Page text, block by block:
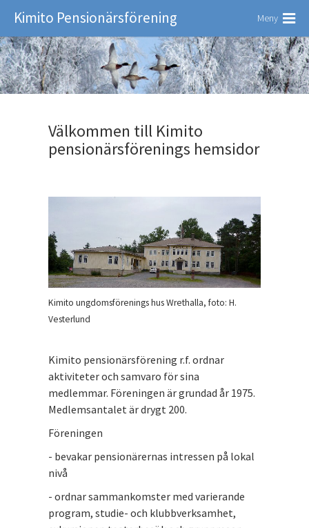
Kimito Pensionärsförening Meny
Välkommen till Kimito
pensionärsförenings hemsidor
Kimito ungdomsförenings hus Wrethalla, foto: H.
Vesterlund
Kimito pensionärsförening r.f. ordnar
aktiviteter och samvaro för sina
medlemmar. Föreningen är grundad år 1975.
Medlemsantalet är drygt 200.
Föreningen
- bevakar pensionärernas intressen på lokal
nivå
- ordnar sammankomster med varierande
program, studie- och klubbverksamhet,